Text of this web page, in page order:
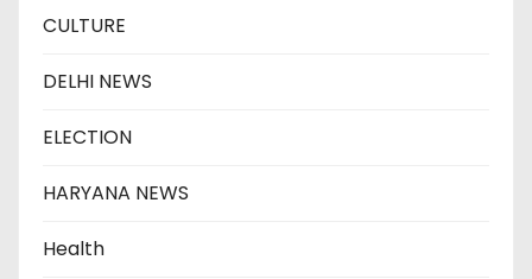
CULTURE
DELHI NEWS
ELECTION
HARYANA NEWS
Health